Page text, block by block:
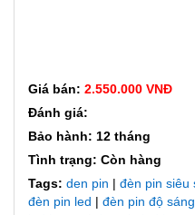
Giá bán: 2.550.000 VNĐ
Đánh giá:
Bảo hành: 12 tháng
Tình trạng: Còn hàng
Tags: den pin | đèn pin siêu
đèn pin led | đèn pin độ